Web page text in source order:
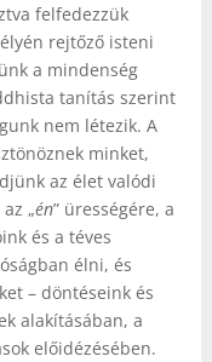
felfedezzük
rejtőző isteni
a mindenség
tanítás szerint
nem létezik. A
minket,
az élet valódi
„én” ürességére, a
és a téves
élni, és
– döntéseink és
alakításában, a
előidézésében.